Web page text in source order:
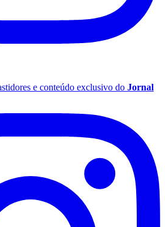
e conteúdo exclusivo do Jornal